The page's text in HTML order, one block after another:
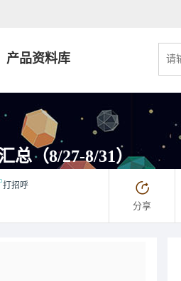
产品资料库
总（8/27-8/31）
打招呼
分享